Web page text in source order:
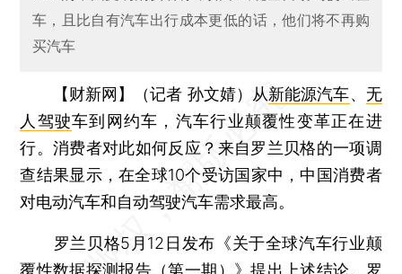
车，且比自有汽车出行成本更低的话，他们将不再购
买汽车
【财新网】（记者 孙文婧） 从新能源汽车、 无
人驾驶车到网约车，汽车行业颠覆性变革正在进
行。消费者对此如何反应？来自罗兰贝格的一项调
查结果显示，在全球10个受访国家中，中国消费者
对电动汽车和自动驾驶汽车需求最高。
罗兰贝格5月12日发布《关于全球汽车行业颠
覆性数据探测报告（第一期）》提出上述结论。罗